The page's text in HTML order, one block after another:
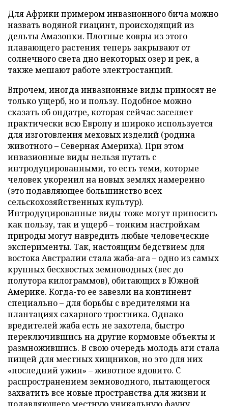
Для Африки примером инвазионного бича можно
назвать водяной гиацинт, происходящий из
дельты Амазонки. Плотные ковры из этого
плавающего растения теперь закрывают от
солнечного света дно некоторых озер и рек, а
также мешают работе электростанций.
Впрочем, иногда инвазионные виды приносят не
только ущерб, но и пользу. Подобное можно
сказать об ондатре, которая сейчас заселяет
практически всю Европу и широко используется
для изготовления меховых изделий (родина
животного – Северная Америка). При этом
инвазионные виды нельзя путать с
интродуцированными, то есть теми, которые
человек укоренил на новых землях намеренно
(это подавляющее большинство всех
сельскохозяйственных культур).
Интродуцированные виды тоже могут приносить
как пользу, так и ущерб – тонким настройкам
природы могут навредить любые человеческие
эксперименты. Так, настоящим бедствием для
востока Австралии стала жаба-ага – одно из самых
крупных бесхвостых земноводных (вес до
полутора килограммов), обитающих в Южной
Америке. Когда-то ее завезли на континент
специально – для борьбы с вредителями на
плантациях сахарного тростника. Однако
вредителей жаба есть не захотела, быстро
переключившись на другие кормовые объекты и
размножившись. В свою очередь молодь аги стала
пищей для местных хищников, но это для них
«последний ужин» – животное ядовито. С
распространением земноводного, пытающегося
захватить все новые пространства для жизни и